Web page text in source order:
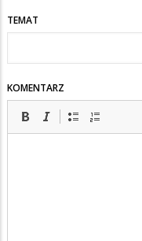
TEMAT
KOMENTARZ